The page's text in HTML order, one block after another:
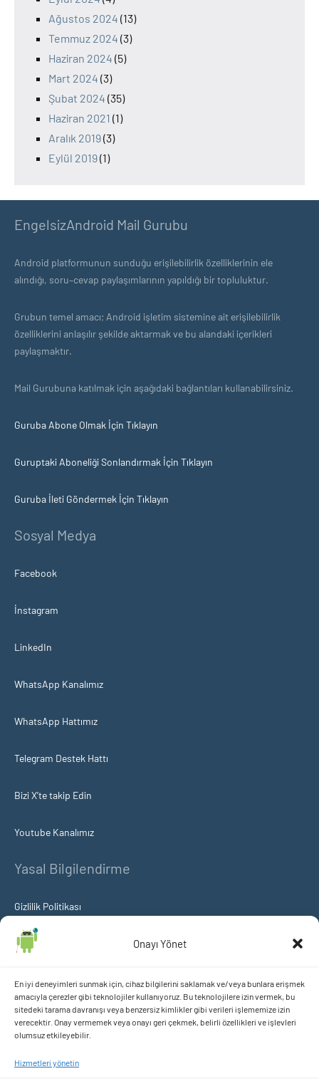
Onayı Yönet
En iyi deneyimleri sunmak için, cihaz bilgilerini saklamak ve/veya bunlara erişmek
amacıyla çerezler gibi teknolojiler kullanıyoruz. Bu teknolojilere izin vermek, bu
sitedeki tarama davranışı veya benzersiz kimlikler gibi verileri işlememize izin
verecektir. Onay vermemek veya onayı geri çekmek, belirli özellikleri ve işlevleri
olumsuz etkileyebilir.
Hizmetleri yönetin
Ağustos 2024 (13)
Temmuz 2024 (3)
Haziran 2024 (5)
Mart 2024 (3)
Şubat 2024 (35)
Haziran 2021 (1)
Aralık 2019(3)
Eylül 2019(1)
EngelsizAndroid Mail Gurubu
Android platformunun sunduğu erişilebilirlik özelliklerinin ele
alındığı, soru–cevap paylaşımlarının yapıldığı bir topluluktur.
Grubun temel amacı; Android işletim sistemine ait erişilebilirlik
özelliklerini anlaşılır şekilde aktarmak ve bu alandaki içerikleri
paylaşmaktır.
Mail Gurubuna katılmak için aşağıdaki bağlantıları kullanabilirsiniz.
Guruba Abone Olmak İçin Tıklayın
Guruptaki Aboneliği Sonlandırmak İçin Tıklayın
Guruba İleti Göndermek İçin Tıklayın
Sosyal Medya
Facebook
İnstagram
LinkedIn
WhatsApp Kanalımız
WhatsApp Hattımız
Telegram Destek Hattı
Bizi X’te takip Edin
Youtube Kanalımız
Yasal Bilgilendirme
Gizlilik Politikası
Çerez Politikası
KVKK Aydınlatma ve Açık Rıza Metni
içeriklerimizi takip etmek istermisiniz?